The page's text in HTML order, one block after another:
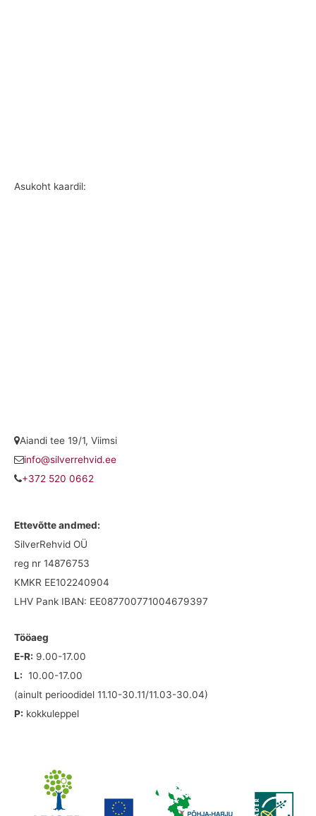
Asukoht kaardil:
Aiandi tee 19/1, Viimsi
info@silverrehvid.ee
+372 520 0662
Ettevõtte andmed:
SilverRehvid OÜ
reg nr 14876753
KMKR EE102240904
LHV Pank IBAN: EE087700771004679397
Tööaeg
E-R: 9.00-17.00
L: 10.00-17.00
(ainult perioodidel 11.10-30.11/11.03-30.04)
P: kokkuleppel